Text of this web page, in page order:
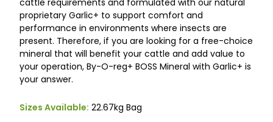
cattle requirements and formulated with our natural
proprietary Garlic+ to support comfort and
performance in environments where insects are
present. Therefore, if you are looking for a free-choice
mineral that will benefit your cattle and add value to
your operation, By-O-reg+ BOSS Mineral with Garlic+ is
your answer.
Sizes Available: 22.67kg Bag